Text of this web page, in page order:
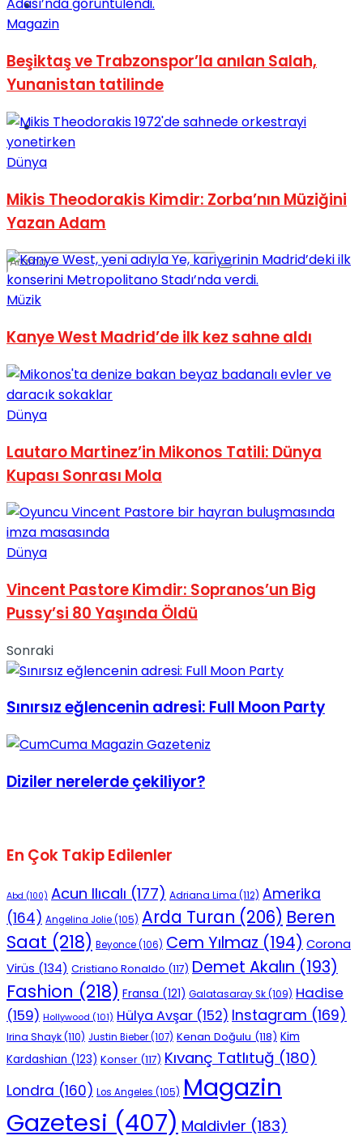
Spor
Podcast
No Result
View All Result
Magazin
Beşiktaş ve Trabzonspor’la anılan Salah,
Yunanistan tatilinde
Dünya
Mikis Theodorakis Kimdir: Zorba’nın Müziğini
Yazan Adam
Müzik
Kanye West Madrid’de ilk kez sahne aldı
Dünya
Lautaro Martinez’in Mikonos Tatili: Dünya
Kupası Sonrası Mola
Dünya
Vincent Pastore Kimdir: Sopranos’un Big
Pussy’si 80 Yaşında Öldü
Sonraki
Sınırsız eğlencenin adresi: Full Moon Party
Diziler nerelerde çekiliyor?
En Çok Takip Edilenler
Abd (100) Acun Ilıcalı (177) Adriana Lima (112) Amerika
(164) Angelina Jolie(105) Arda Turan (206) Beren
Saat (218) Beyonce(106) Cem Yılmaz (194) Corona
Virüs (134) Cristiano Ronaldo (117) Demet Akalın (193)
Fashion (218) Fransa (121) Galatasaray Sk(109) Hadise
(159) Hollywood (101) Hülya Avşar (152) Instagram (169)
Irina Shayk(110) Justin Bieber(107) Kenan Doğulu (118) Kim
Kardashian (123) Konser (117) Kıvanç Tatlıtuğ (180)
Londra (160) Los Angeles (105) Magazin
Gazetesi (407) Maldivler (183)